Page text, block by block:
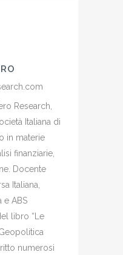
Research,
Italiana di
in materie
finanziarie,
Docente
Italiana,
e ABS
libro “Le
numerosi